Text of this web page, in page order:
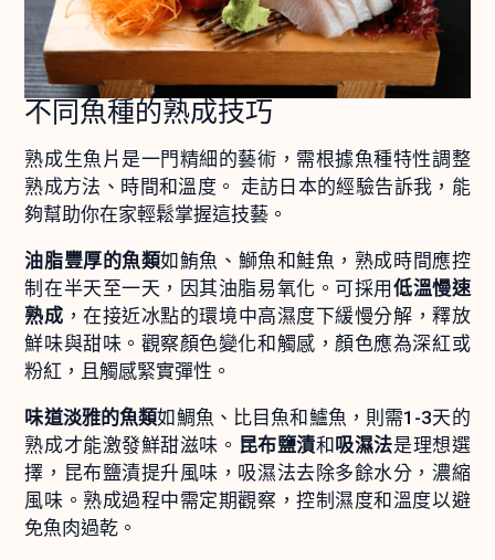
不同魚種的熟成技巧
熟成生魚片是一門精細的藝術，需根據魚種特性調整
熟成方法、時間和溫度。 走訪日本的經驗告訴我，能
夠幫助你在家輕鬆掌握這技藝。
油脂豐厚的魚類如鮪魚、鰤魚和鮭魚，熟成時間應控
制在半天至一天，因其油脂易氧化。可採用低溫慢速
熟成 ，在接近冰點的環境中高濕度下緩慢分解，釋放
鮮味與甜味。觀察顏色變化和觸感，顏色應為深紅或
粉紅，且觸感緊實彈性。
味道淡雅的魚類如鯛魚、比目魚和鱸魚，則需1-3天的
熟成才能激發鮮甜滋味。 昆布鹽漬和吸濕法是理想選
擇，昆布鹽漬提升風味，吸濕法去除多餘水分，濃縮
風味。熟成過程中需定期觀察，控制濕度和溫度以避
免魚肉過乾。